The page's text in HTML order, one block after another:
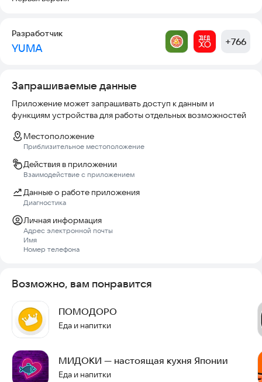
• История заказов
Разработчик
YUMA +766
Запрашиваемые данные
Приложение может запрашивать доступ к данным и
функциям устройства для работы отдельных возможностей
Местоположение
Приблизительное местоположение
Действия в приложении
Взаимодействие с приложением
Данные о работе приложения
Диагностика
Личная информация
Адрес электронной почты
Имя
Номер телефона
Возможно, вам понравится
ПОМОДОРО
Еда и напитки
МИДОКИ — настоящая кухня Японии
Еда и напитки